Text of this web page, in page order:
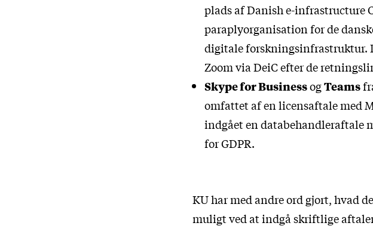
plads af Danish e-infrastructure
paraplyorganisation for de
digitale forskningsinfrastruktur.
Zoom via DeiC efter de
Skype for BusinessogTeams
omfattet af en licensaftale med
indgået en databehandleraftale
for GDPR.
KU har med andre ord gjort, hvad
muligt ved at indgå skriftlige